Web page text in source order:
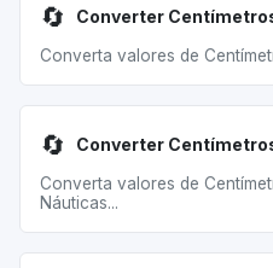
🔄 Converter
Converta valores de
🔄 Converter
Converta valores de
Náuticas...